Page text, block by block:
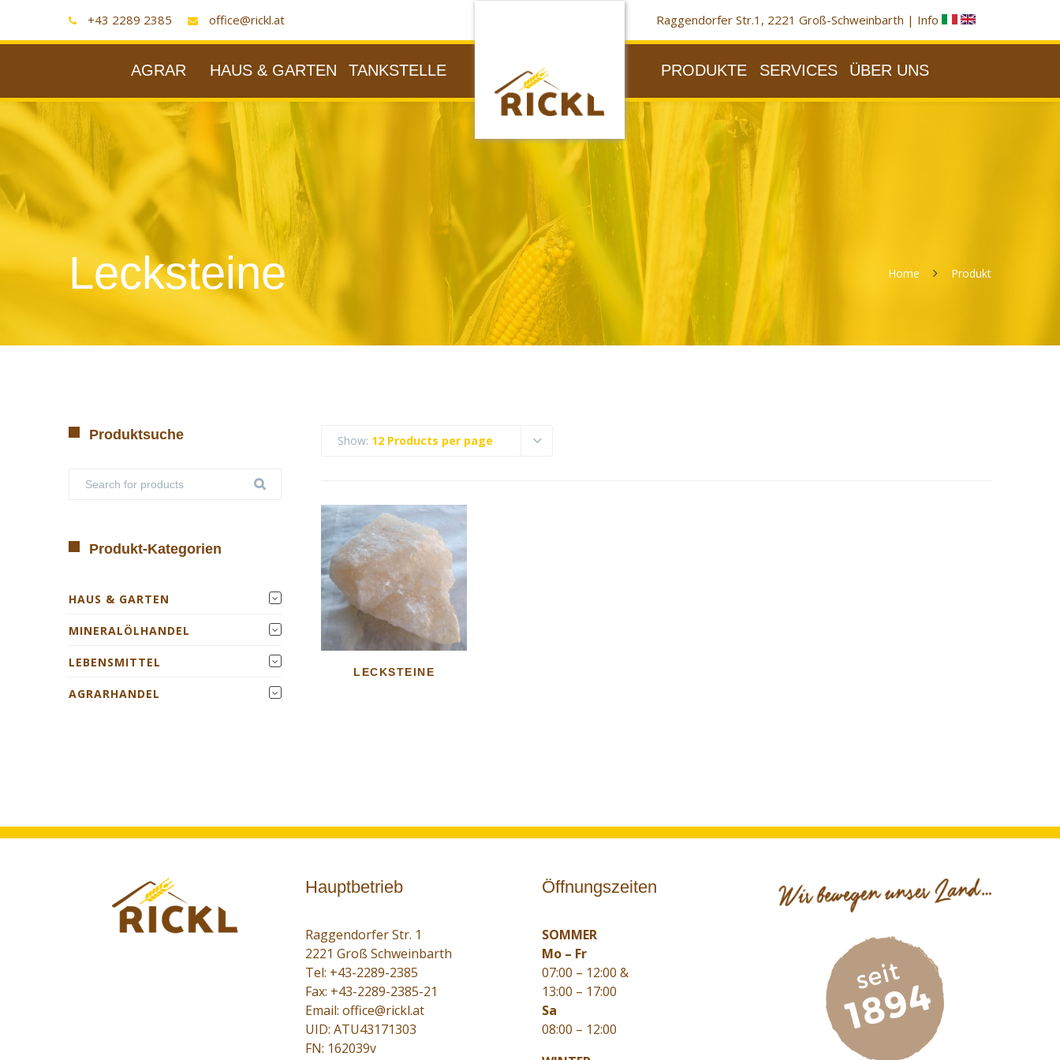
+43 2289 2385 office@rickl.at Raggendorfer Str.1, 2221 Groß-Schweinbarth | Info
AGRAR HAUS & GARTEN TANKSTELLE PRODUKTE SERVICES ÜBER UNS
Lecksteine Home Produkt
Show: 12 Products per page
LECKSTEINE
Produktsuche
Produkt-Kategorien
HAUS & GARTEN
MINERALÖLHANDEL
LEBENSMITTEL
AGRARHANDEL
Hauptbetrieb
Raggendorfer Str. 1
2221 Groß Schweinbarth
Tel: +43-2289-2385
Fax: +43-2289-2385-21
Email: office@rickl.at
UID: ATU43171303
FN: 162039v
Öffnungszeiten
SOMMER
Mo – Fr
07:00 – 12:00 &
13:00 – 17:00
Sa
08:00 – 12:00